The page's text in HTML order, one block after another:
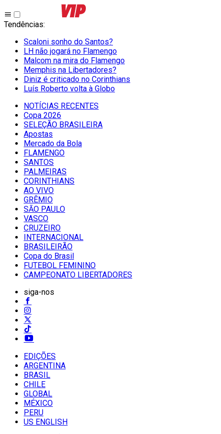
Tendências:
Scaloni sonho do Santos?
LH não jogará no Flamengo
Malcom na mira do Flamengo
Memphis na Libertadores?
Diniz é criticado no Corinthians
Luís Roberto volta à Globo
NOTÍCIAS RECENTES
Copa 2026
SELEÇÃO BRASILEIRA
Apostas
Mercado da Bola
FLAMENGO
SANTOS
PALMEIRAS
CORINTHIANS
AO VIVO
GRÊMIO
SĀO PAULO
VASCO
CRUZEIRO
INTERNACIONAL
BRASILEIRÃO
Copa do Brasil
FUTEBOL FEMININO
CAMPEONATO LIBERTADORES
siga-nos
EDIÇÕES
ARGENTINA
BRASIL
CHILE
GLOBAL
MÉXICO
PERU
US ENGLISH